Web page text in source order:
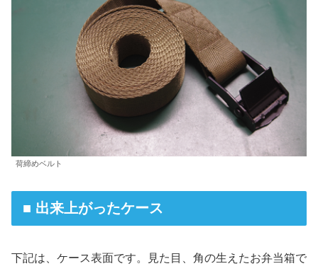
荷締めベルト
■ 出来上がったケース
下記は、ケース表面です。見た目、角の生えたお弁当箱で